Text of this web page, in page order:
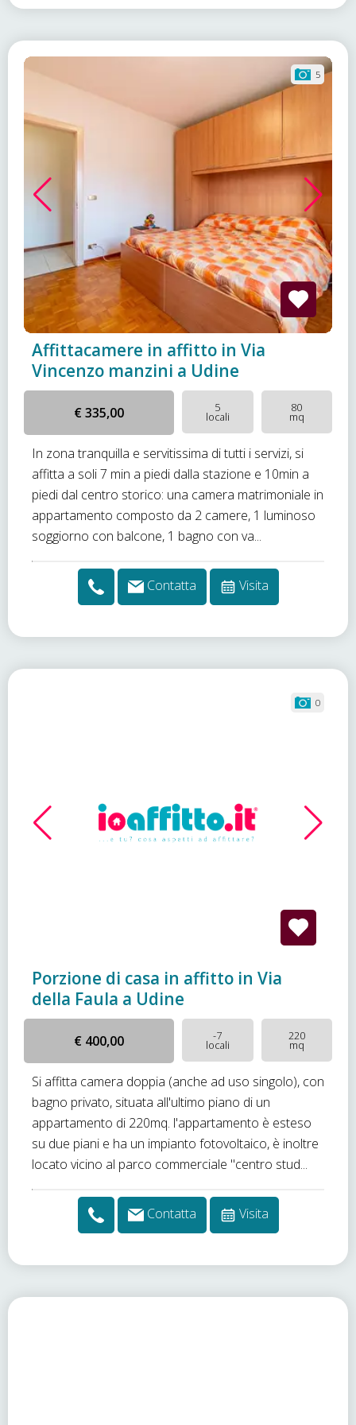
5
Affittacamere in affitto in Via
Vincenzo manzini a Udine
€ 335,00 5
locali
80
mq
In zona tranquilla e servitissima di tutti i servizi, si
affitta a soli 7 min a piedi dalla stazione e 10min a
piedi dal centro storico: una camera matrimoniale in
appartamento composto da 2 camere, 1 luminoso
soggiorno con balcone, 1 bagno con va...
Contatta Visita
0
Porzione di casa in affitto in Via
della Faula a Udine
€ 400,00 -7
locali
220
mq
Si affitta camera doppia (anche ad uso singolo), con
bagno privato, situata all'ultimo piano di un
appartamento di 220mq. l'appartamento è esteso
su due piani e ha un impianto fotovoltaico, è inoltre
locato vicino al parco commerciale "centro stud...
Contatta Visita